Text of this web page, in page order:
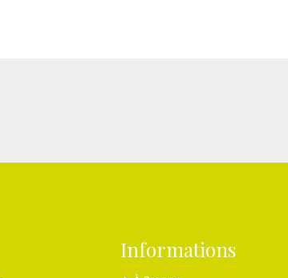
Informations